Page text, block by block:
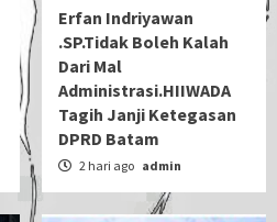
Erfan Indriyawan
.SP.Tidak Boleh Kalah
Dari Mal
Administrasi.HIIWADA
Tagih Janji Ketegasan
DPRD Batam
2 hari ago admin